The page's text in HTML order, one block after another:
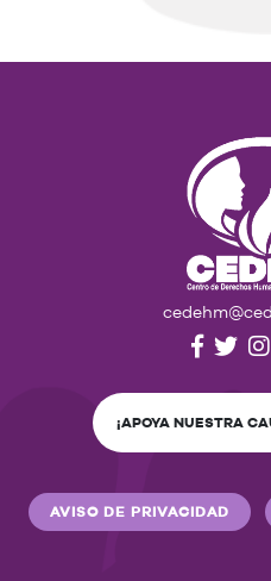
¡APOYA NUESTRA
AVISO DE PRIVACIDAD